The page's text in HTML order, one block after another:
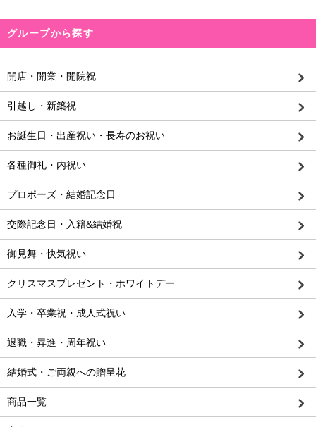
グループから探す
開店・開業・開院祝
引越し・新築祝
お誕生日・出産祝い・長寿のお祝い
各種御礼・内祝い
プロポーズ・結婚記念日
交際記念日・入籍&結婚祝
御見舞・快気祝い
クリスマスプレゼント・ホワイトデー
入学・卒業祝・成人式祝い
退職・昇進・周年祝い
結婚式・ご両親への贈呈花
商品一覧